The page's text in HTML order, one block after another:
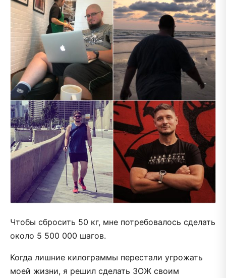
Чтобы сбросить 50 кг, мне потребовалось сделать
около 5 500 000 шагов.
Когда лишние килограммы перестали угрожать
моей жизни, я решил сделать ЗОЖ своим